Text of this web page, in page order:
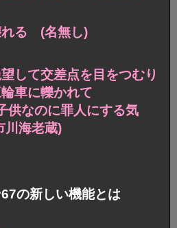
れる (名無し)
して交差点を目をつむり
車に轢かれて
供なのに罪人にする気
海老蔵)
の新しい機能とは